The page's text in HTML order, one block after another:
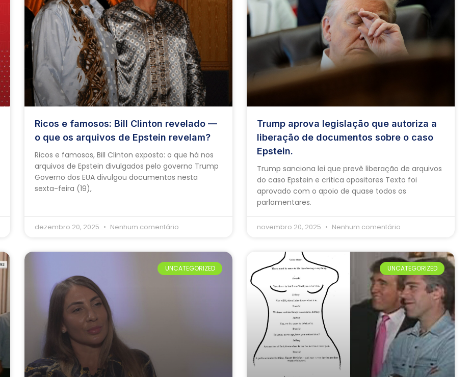
Ricos e famosos: Bill Clinton revelado —
o que os arquivos de Epstein revelam?
Ricos e famosos, Bill Clinton exposto: o que há nos
arquivos de Epstein divulgados pelo governo Trump
Governo dos EUA divulgou documentos nesta
sexta-feira (19),
dezembro 20, 2025 Nenhum comentário
Trump aprova legislação que autoriza a
liberação de documentos sobre o caso
Epstein.
Trump sanciona lei que prevê liberação de arquivos
do caso Epstein e critica opositores Texto foi
aprovado com o apoio de quase todos os
parlamentares.
novembro 20, 2025 Nenhum comentário
UNCATEGORIZED UNCATEGORIZED